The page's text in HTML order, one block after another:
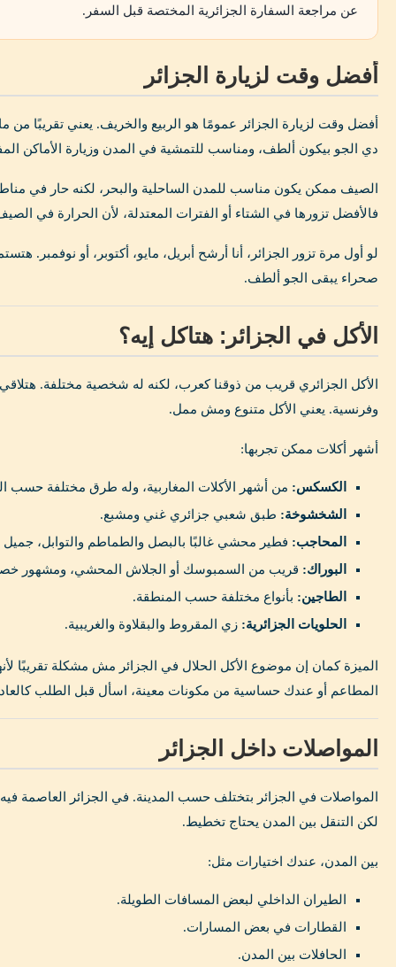
عن مراجعة السفارة الجزائرية المختصة قبل السفر.
أفضل وقت لزيارة الجزائر
أفضل وقت لزيارة الجزائر عمومًا هو الربيع والخريف. يعني تقريبًا
دي الجو بيكون ألطف، ومناسب للتمشية في المدن وزيارة الأماكن
الصيف ممكن يكون مناسب للمدن الساحلية والبحر، لكنه حار في
فالأفضل تزورها في الشتاء أو الفترات المعتدلة، لأن الحرارة في
لو أول مرة تزور الجزائر، أنا أرشح أبريل، مايو، أكتوبر، أو نوفمبر.
صحراء يبقى الجو ألطف.
الأكل في الجزائر: هتاكل إيه؟
الأكل الجزائري قريب من ذوقنا كعرب، لكنه له شخصية مختلفة. هتلاقي
وفرنسية. يعني الأكل متنوع ومش ممل.
أشهر أكلات ممكن تجربها:
الكسكس: من أشهر الأكلات المغاربية، وله طرق مختلفة حسب
الشخشوخة: طبق شعبي جزائري غني ومشبع.
المحاجب: فطير محشي غالبًا بالبصل والطماطم والتوابل،
البوراك: قريب من السمبوسك أو الجلاش المحشي، ومشهور
الطاجين: بأنواع مختلفة حسب المنطقة.
الحلويات الجزائرية: زي المقروط والبقلاوة والغريبية.
الميزة كمان إن موضوع الأكل الحلال في الجزائر مش مشكلة تقريبًا
المطاعم أو عندك حساسية من مكونات معينة، اسأل قبل الطلب
المواصلات داخل الجزائر
المواصلات في الجزائر بتختلف حسب المدينة. في الجزائر العاصمة
لكن التنقل بين المدن يحتاج تخطيط.
بين المدن، عندك اختيارات مثل:
الطيران الداخلي لبعض المسافات الطويلة.
القطارات في بعض المسارات.
الحافلات بين المدن.